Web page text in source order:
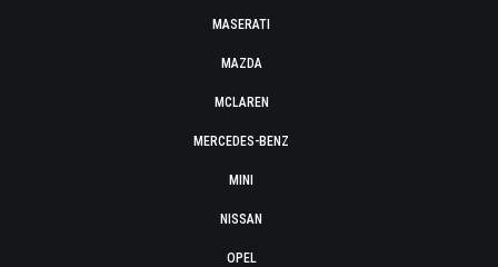
MASERATI
MAZDA
MCLAREN
MERCEDES-BENZ
MINI
NISSAN
OPEL